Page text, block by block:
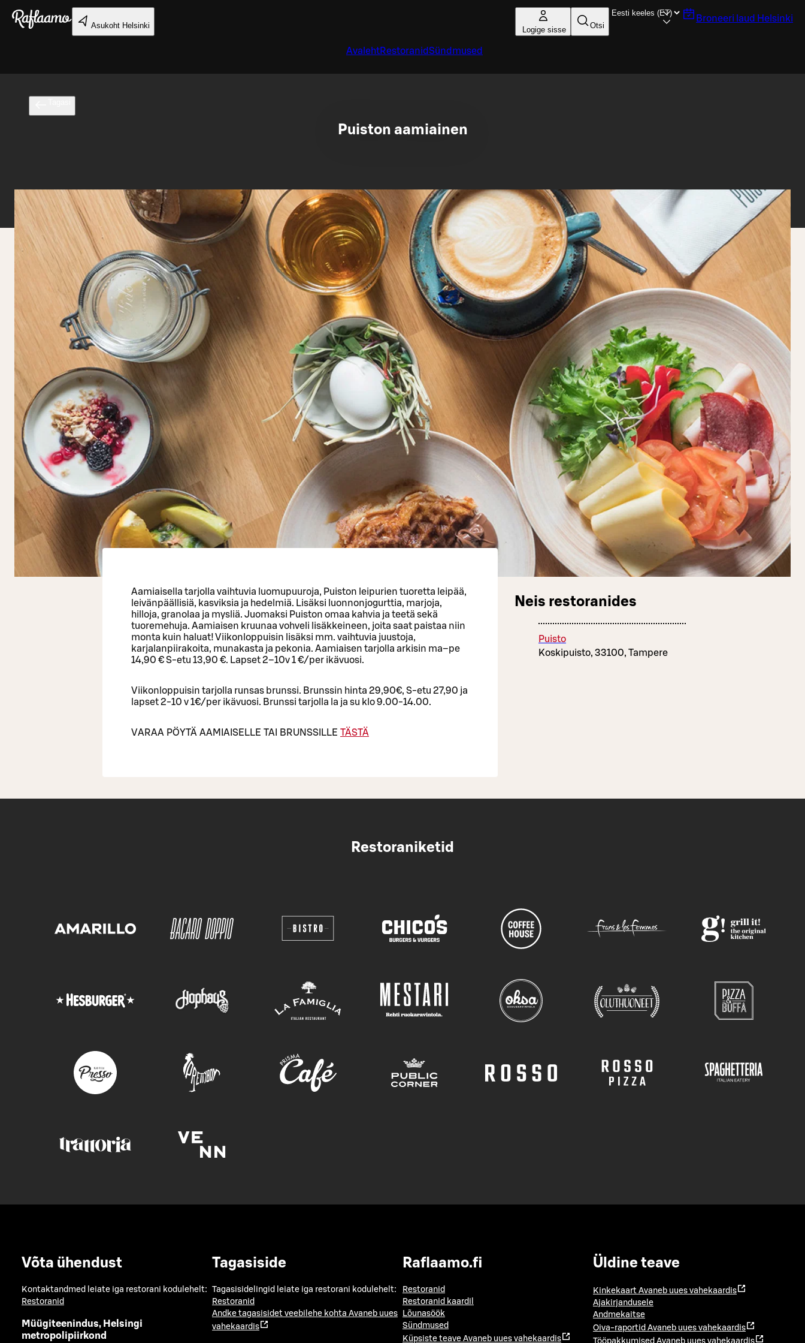
Liigu peamise sisu juurde
Asukoht Helsinki Logige sisse Otsi
Broneeri laud Helsinki
AvalehtRestoranidSündmused
Puiston aamiainen
Aamiaisella tarjolla vaihtuvia luomupuuroja, Puiston leipurien tuoretta leipää,
leivänpäällisiä, kasviksia ja hedelmiä. Lisäksi luonnonjogurttia, marjoja,
hilloja, granolaa ja mysliä. Juomaksi Puiston omaa kahvia ja teetä sekä
tuoremehuja. Aamiaisen kruunaa vohveli lisäkkeineen, joita saat paistaa niin
monta kuin haluat! Viikonloppuisin lisäksi mm. vaihtuvia juustoja,
karjalanpiirakoita, munakasta ja pekonia. Aamiaisen tarjolla arkisin ma–pe
14,90 € S-etu 13,90 €. Lapset 2–10v 1 €/per ikävuosi.
Viikonloppuisin tarjolla runsas brunssi. Brunssin hinta 29,90€, S-etu 27,90 ja
lapset 2-10 v 1€/per ikävuosi. Brunssi tarjolla la ja su klo 9.00-14.00.
VARAA PÖYTÄ AAMIAISELLE TAI BRUNSSILLE TÄSTÄ
Neis restoranides
Puisto
Koskipuisto, 33100, Tampere
Restoraniketid
Võta ühendust
Kontaktandmed leiate iga restorani kodulehelt:
Restoranid
Müügiteenindus, Helsingi
metropolipiirkond
Tagasiside
Tagasisidelingid leiate iga restorani kodulehelt:
Restoranid
Andke tagasisidet veebilehe kohta Avaneb uues
vahekaardis
Raflaamo.fi
Restoranid
Restoranid kaardil
Lõunasöök
Sündmused
Küpsiste teave Avaneb uues vahekaardis
Üldine teave
Kinkekaart Avaneb uues vahekaardis
Ajakirjandusele
Andmekaitse
Oiva-raportid Avaneb uues vahekaardis